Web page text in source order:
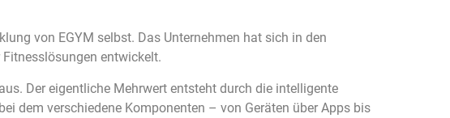
von EGYM selbst. Das Unternehmen hat sich in den
entwickelt.
Der eigentliche Mehrwert entsteht durch die intelligente
dem verschiedene Komponenten – von Geräten über Apps bis